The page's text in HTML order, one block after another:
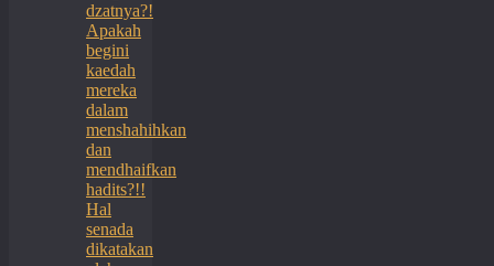
dzatnya?!
Apakah
begini
kaedah
mereka
dalam
menshahihkan
dan
mendhaifkan
hadits?!!
Hal
senada
dikatakan